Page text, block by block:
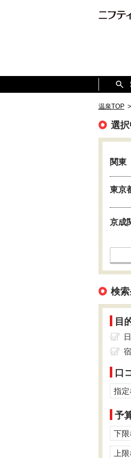
温泉TOP >
選
関東
東京
京成
検
目
口
指定
予
下限
上